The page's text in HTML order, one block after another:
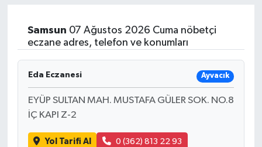
Samsun 07 Ağustos 2026 Cuma nöbetçi
eczane adres, telefon ve konumları
Eda Eczanesi Ayvacık
EYÜP SULTAN MAH. MUSTAFA GÜLER SOK. NO.8
İÇ KAPI Z-2
Yol Tarifi Al 0 (362) 813 22 93